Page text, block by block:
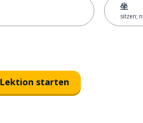
坐
sitzen;
Lektion starten